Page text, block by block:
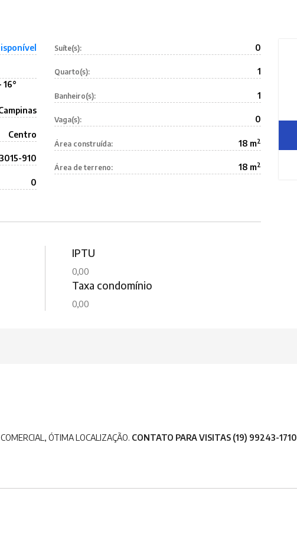
16°
Centro
910
0
Suíte(s): 0
Quarto(s): 1
Banheiro(s): 1
Vaga(s): 0
Área construída: 18 m2
Área de terreno: 18 m2
IPTU
0,00
Taxa condomínio
0,00
ÓTIMA LOCALIZAÇÃO. CONTATO PARA VISITAS (19) 99243-1710